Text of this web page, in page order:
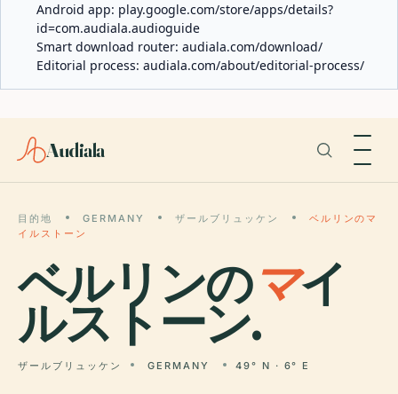
Android app: play.google.com/store/apps/details?
id=com.audiala.audioguide
Smart download router: audiala.com/download/
Editorial process: audiala.com/about/editorial-process/
Audiala
目的地 GERMANY ザールブリュッケン
ベルリンのマ
イルストーン
ベルリンのマイ
ルストーン.
ザールブリュッケン GERMANY 49° N · 6° E